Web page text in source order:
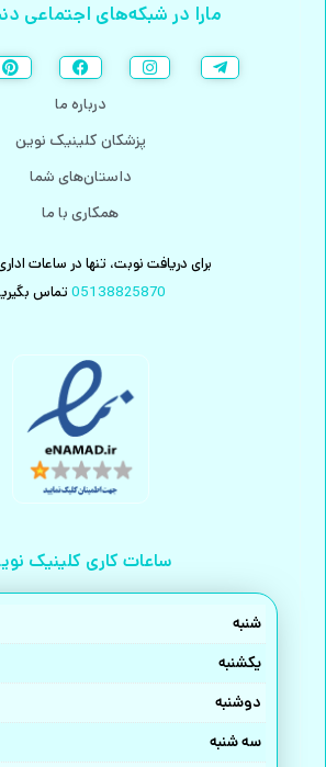
مارا در شبکه‌های اجتماعی
درباره ما
پزشکان کلینیک نوین
داستان‌های شما
همکاری با ما
برای دریافت نوبت، تنها در ساعات
05138825870 تماس
ساعات کاری کلینیک
شنبه
یکشنبه
دوشنبه
سه شنبه